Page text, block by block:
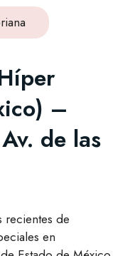
–
de las
recientes de
en